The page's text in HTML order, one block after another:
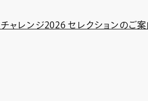
ャレンジ2026 セレクションのご案